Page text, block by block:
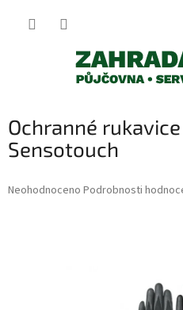
Ochranné
Sensotouch
Průměrné
Neohodnoceno Podrobnosti